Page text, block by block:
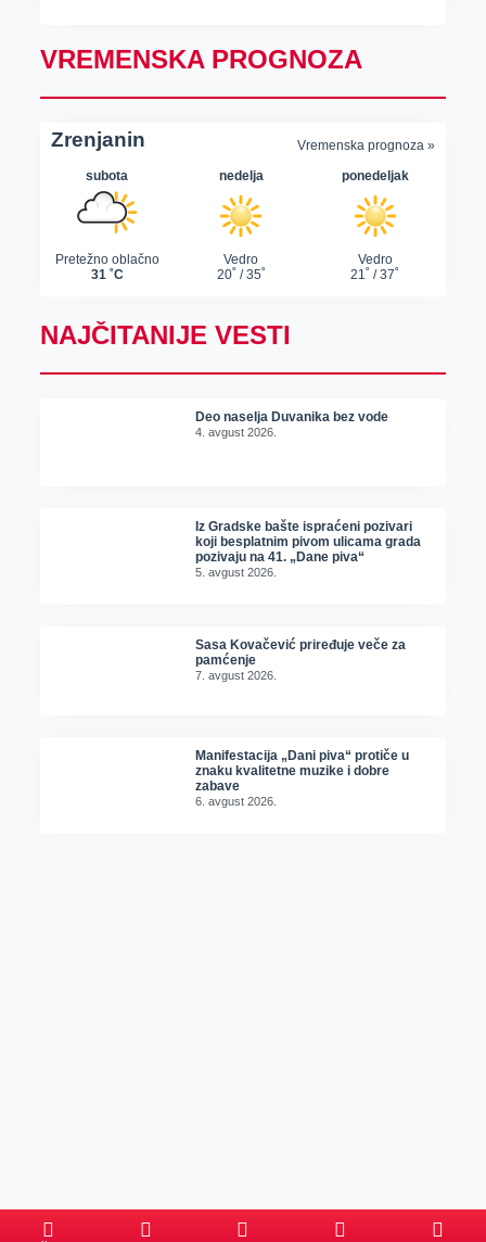
VREMENSKA PROGNOZA
NAJČITANIJE VESTI
Deo naselja Duvanika bez vode
4. avgust 2026.
Iz Gradske bašte ispraćeni pozivari
koji besplatnim pivom ulicama grada
pozivaju na 41. „Dane piva“
5. avgust 2026.
Sasa Kovačević priređuje veče za
pamćenje
7. avgust 2026.
Manifestacija „Dani piva“ protiče u
znaku kvalitetne muzike i dobre
zabave
6. avgust 2026.